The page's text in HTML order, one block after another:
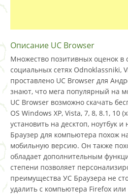
Описание UC Browser
Множество позитивных оценок в
социальных сетях Odnoklassniki,
проставлено UC Browser для
знают, что мега популярный на
UC Browser возможно скачать
OS Windows XP, Vista, 7, 8, 8.1, 10
установить на десктоп, ноутбук
Браузер для компьютера похож
мобильную версию. Он также
обладает дополнительным
степени позволяет
преимущества УС Браузера не
удалить с компьютера Firefox